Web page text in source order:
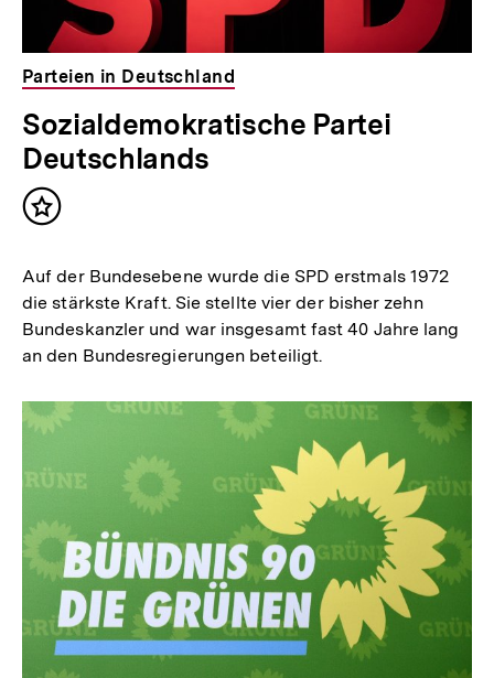
Parteien in Deutschland
Sozialdemokratische Partei
Deutschlands
Inhalt
Auf der Bundesebene wurde die SPD erstmals 1972
die stärkste Kraft. Sie stellte vier der bisher zehn
Bundeskanzler und war insgesamt fast 40 Jahre lang
an den Bundesregierungen beteiligt.